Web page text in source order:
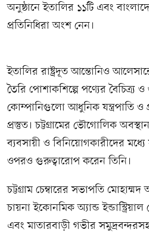
অনুষ্ঠানে ইতালির ১১টি এবং
প্রতিনিধিরা অংশ নেন।
ইতালির রাষ্ট্রদূত আন্তোনিও
তৈরি পোশাকশিল্পে পণ্যের
কোম্পানিগুলো আধুনিক যন্ত্রপাতি ও
প্রস্তুত। চট্টগ্রামের ভৌগোলিক
ব্যবসায়ী ও বিনিয়োগকারীদের
ওপরও গুরুত্বারোপ করেন তিনি।
চট্টগ্রাম চেম্বারের সভাপতি
চায়না ইকোনমিক অ্যান্ড
এবং মাতারবাড়ী গভীর